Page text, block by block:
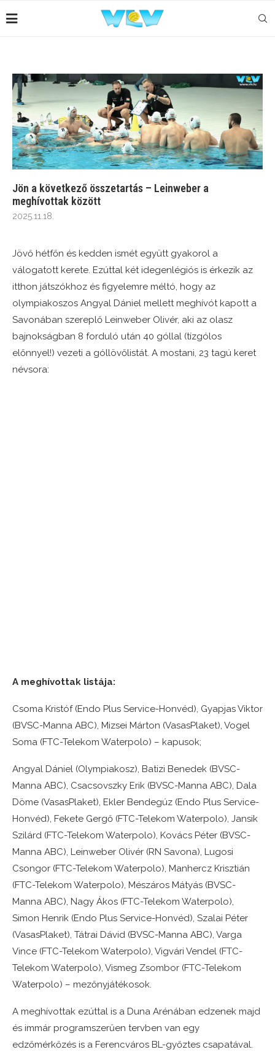
Jön a következő összetartás – Leinweber a
meghívottak között
2025.11.18.
Jövő hétfőn és kedden ismét együtt gyakorol a
válogatott kerete. Ezúttal két idegenlégiós is érkezik az
itthon játszókhoz és figyelemre méltó, hogy az
olympiakoszos Angyal Dániel mellett meghívót kapott a
Savonában szereplő Leinweber Olivér, aki az olasz
bajnokságban 8 forduló után 40 góllal (tízgólos
előnnyel!) vezeti a góllövőlistát. A mostani, 23 tagú keret
névsora:
A meghívottak listája:
Csoma Kristóf (Endo Plus Service-Honvéd), Gyapjas Viktor
(BVSC-Manna ABC), Mizsei Márton (VasasPlaket), Vogel
Soma (FTC-Telekom Waterpolo) – kapusok;
Angyal Dániel (Olympiakosz), Batizi Benedek (BVSC-
Manna ABC), Csacsovszky Erik (BVSC-Manna ABC), Dala
Döme (VasasPlaket), Ekler Bendegúz (Endo Plus Service-
Honvéd), Fekete Gergő (FTC-Telekom Waterpolo), Jansik
Szilárd (FTC-Telekom Waterpolo), Kovács Péter (BVSC-
Manna ABC), Leinweber Olivér (RN Savona), Lugosi
Csongor (FTC-Telekom Waterpolo), Manhercz Krisztián
(FTC-Telekom Waterpolo), Mészáros Mátyás (BVSC-
Manna ABC), Nagy Ákos (FTC-Telekom Waterpolo),
Simon Henrik (Endo Plus Service-Honvéd), Szalai Péter
(VasasPlaket), Tátrai Dávid (BVSC-Manna ABC), Varga
Vince (FTC-Telekom Waterpolo), Vigvári Vendel (FTC-
Telekom Waterpolo), Vismeg Zsombor (FTC-Telekom
Waterpolo) – mezőnyjátékosok.
A meghívottak ezúttal is a Duna Arénában edzenek majd
és immár programszerűen tervben van egy
edzőmérkőzés is a Ferencváros BL-győztes csapatával.